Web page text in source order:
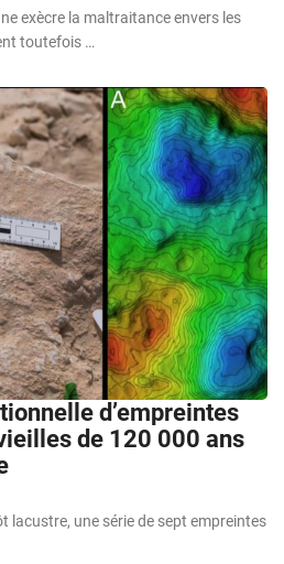
exècre la maltraitance envers les
toutefois …
d’empreintes
de 120 000 ans
lacustre, une série de sept empreintes